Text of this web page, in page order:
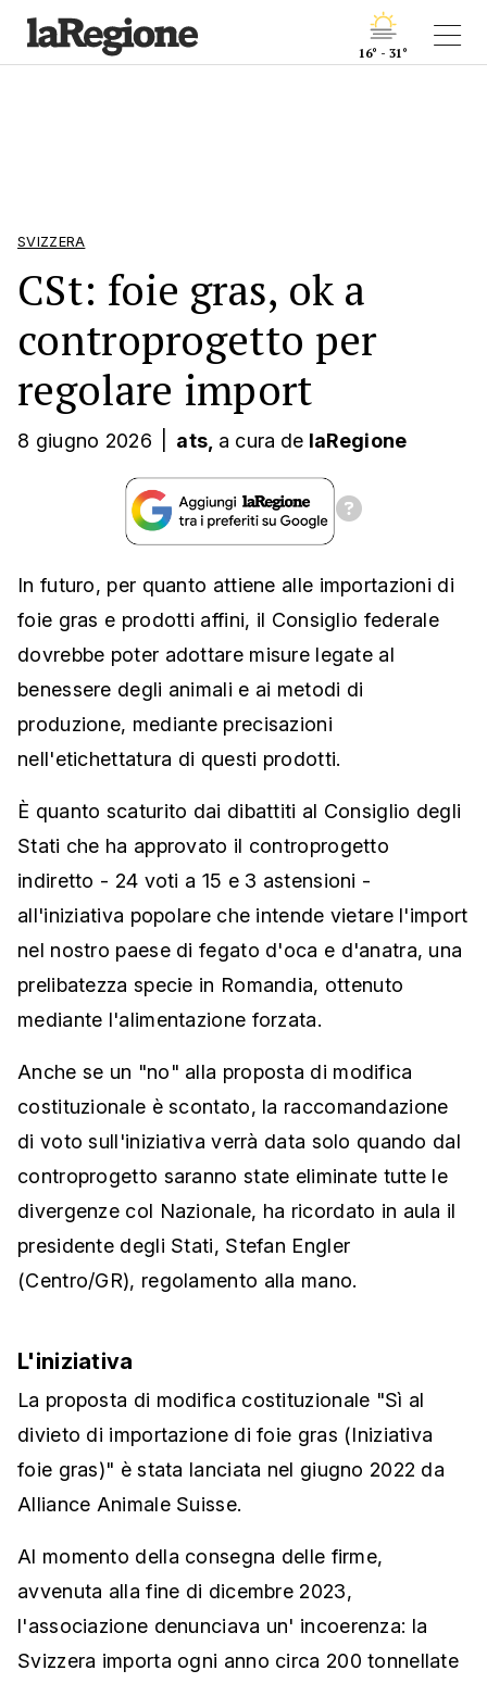
16° - 31°
SVIZZERA
CSt: foie gras, ok a
controprogetto per
regolare import
8 giugno 2026 ats, a cura de laRegione
In futuro, per quanto attiene alle importazioni di
foie gras e prodotti affini, il Consiglio federale
dovrebbe poter adottare misure legate al
benessere degli animali e ai metodi di
produzione, mediante precisazioni
nell'etichettatura di questi prodotti.
È quanto scaturito dai dibattiti al Consiglio degli
Stati che ha approvato il controprogetto
indiretto - 24 voti a 15 e 3 astensioni -
all'iniziativa popolare che intende vietare l'import
nel nostro paese di fegato d'oca e d'anatra, una
prelibatezza specie in Romandia, ottenuto
mediante l'alimentazione forzata.
Anche se un "no" alla proposta di modifica
costituzionale è scontato, la raccomandazione
di voto sull'iniziativa verrà data solo quando dal
controprogetto saranno state eliminate tutte le
divergenze col Nazionale, ha ricordato in aula il
presidente degli Stati, Stefan Engler
(Centro/GR), regolamento alla mano.
L'iniziativa
La proposta di modifica costituzionale "Sì al
divieto di importazione di foie gras (Iniziativa
foie gras)" è stata lanciata nel giugno 2022 da
Alliance Animale Suisse.
Al momento della consegna delle firme,
avvenuta alla fine di dicembre 2023,
l'associazione denunciava un' incoerenza: la
Svizzera importa ogni anno circa 200 tonnellate